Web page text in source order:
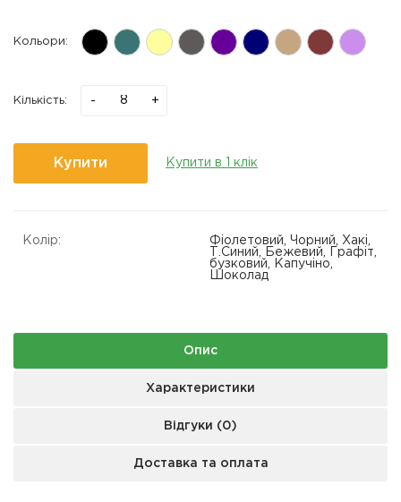
Кольори:
Кількість: - +
Купити Купити в 1 клік
Колір:
Фіолетовий, Чорний, Хакі,
Т.Синий, Бежевий, Графіт,
бузковий, Капучіно,
Шоколад
Опис
Характеристики
Відгуки (0)
Доставка та оплата